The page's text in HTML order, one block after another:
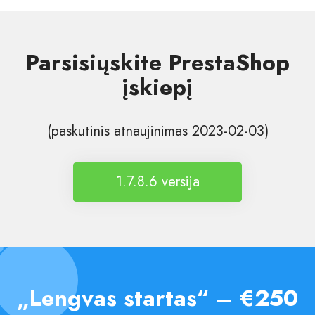
Parsisiųskite PrestaShop
įskiepį
(paskutinis atnaujinimas 2023-02-03)
1.7.8.6 versija
„Lengvas startas“ – €250